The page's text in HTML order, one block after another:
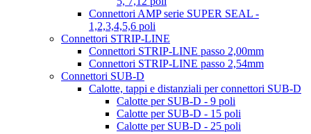
Connettori AMP serie SUPER SEAL -
1,2,3,4,5,6 poli
Connettori STRIP-LINE
Connettori STRIP-LINE passo 2,00mm
Connettori STRIP-LINE passo 2,54mm
Connettori SUB-D
Calotte, tappi e distanziali per connettori SUB-D
Calotte per SUB-D - 9 poli
Calotte per SUB-D - 15 poli
Calotte per SUB-D - 25 poli